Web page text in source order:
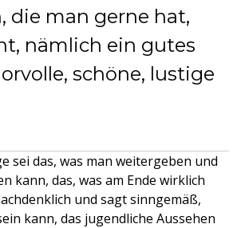
die man gerne hat,
nämlich ein gutes
schöne, lustige
sei das, was man weitergeben und
kann, das, was am Ende wirklich
und sagt sinngemäß,
kann, das jugendliche Aussehen